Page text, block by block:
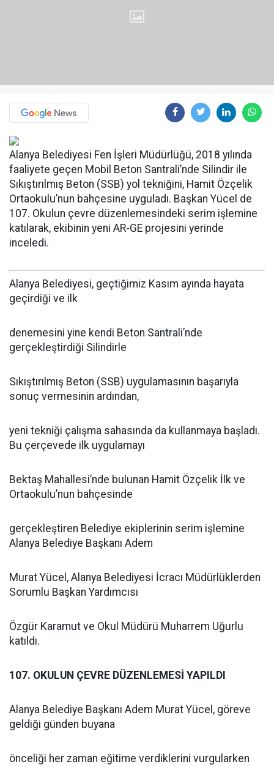
Alanya Belediyesi Fen İşleri Müdürlüğü, 2018 yılında
faaliyete geçen Mobil Beton Santrali’nde Silindir ile
Sıkıştırılmış Beton (SSB) yol tekniğini, Hamit Özçelik
Ortaokulu’nun bahçesine uyguladı. Başkan Yücel de
107. Okulun çevre düzenlemesindeki serim işlemine
katılarak, ekibinin yeni AR-GE projesini yerinde
inceledi.
Alanya Belediyesi, geçtiğimiz Kasım ayında hayata
geçirdiği ve ilk
denemesini yine kendi Beton Santrali’nde
gerçekleştirdiği Silindirle
Sıkıştırılmış Beton (SSB) uygulamasının başarıyla
sonuç vermesinin ardından,
yeni tekniği çalışma sahasında da kullanmaya başladı.
Bu çerçevede ilk uygulamayı
Bektaş Mahallesi’nde bulunan Hamit Özçelik İlk ve
Ortaokulu’nun bahçesinde
gerçekleştiren Belediye ekiplerinin serim işlemine
Alanya Belediye Başkanı Adem
Murat Yücel, Alanya Belediyesi İcracı Müdürlüklerden
Sorumlu Başkan Yardımcısı
Özgür Karamut ve Okul Müdürü Muharrem Uğurlu
katıldı.
107. OKULUN ÇEVRE DÜZENLEMESİ YAPILDI
Alanya Belediye Başkanı Adem Murat Yücel, göreve
geldiği günden buyana
önceliği her zaman eğitime verdiklerini vurgularken